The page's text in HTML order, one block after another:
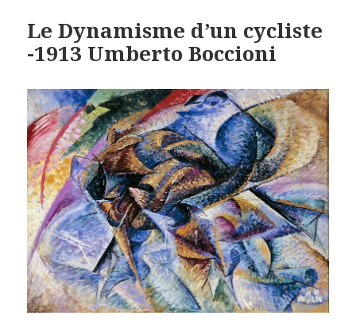
Le Dynamisme d’un cycliste
-1913 Umberto Boccioni